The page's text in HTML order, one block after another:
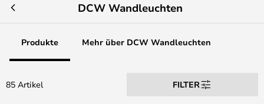
DCW Wandleuchten
Produkte Mehr über DCW Wandleuchten
85 Artikel FILTER